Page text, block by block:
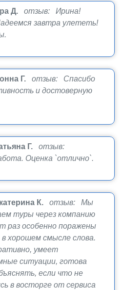
Д.
отзыв: Ирина!
завтра улететь!
Г.
отзыв: Спасибо
и достоверную
Г.
отзыв:
Оценка `отлично`.
К.
отзыв: Мы
туры через компанию
раз особенно поражены
хорошем смысле слова.
умеет
ситуации, готова
если что не
в восторге от сервиса